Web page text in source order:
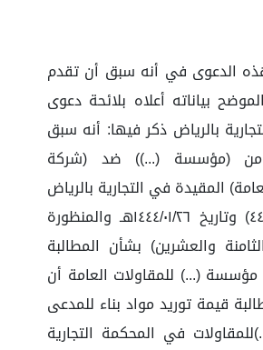
الدعوى في أنه سبق أن تقدم
بياناته أعلاه بلائحة دعوى
بالرياض ذكر فيها: أنه سبق
من (مؤسسة (...)) ضد (شركة
المقيدة في التجارية بالرياض
برقم (٤٤٩٠٥٣٤٩٥) وتاريخ ١٤٤٤/٠١/٢٦هـ والمنظورة
والعشرين) بشأن المطالبة
مؤسسة (...) للمقاولات العامة أن
قيمة توريد مواد بناء للمدعى
في المحكمة التجارية